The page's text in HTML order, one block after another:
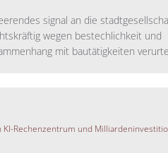
signal an die
wegen bestechlichkeit und
mit bautätigkeiten
KI-Rechenzentrum und